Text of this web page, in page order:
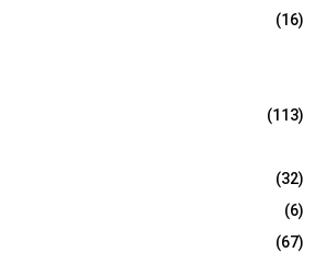
(16)
(113)
(32)
(6)
(67)